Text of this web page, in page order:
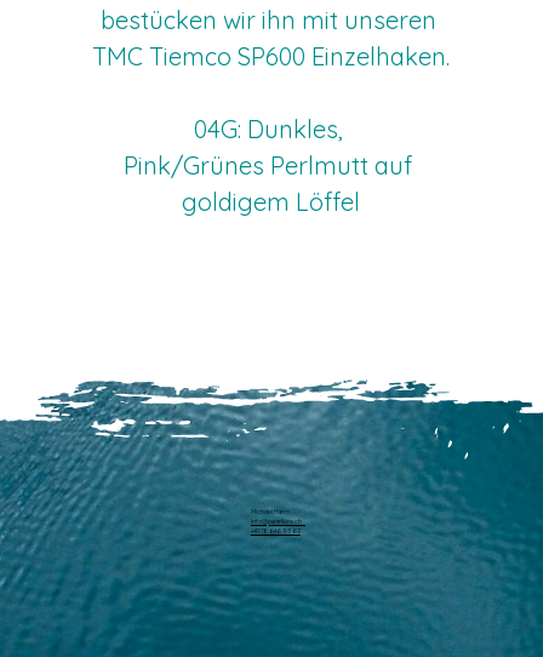
bestücken wir ihn mit unseren
TMC Tiemco SP600 Einzelhaken.
04G: Dunkles,
Pink/Grünes Perlmutt auf
goldigem Löffel
Michael Harm
info@pearllure.ch
+41 78 646 93 62